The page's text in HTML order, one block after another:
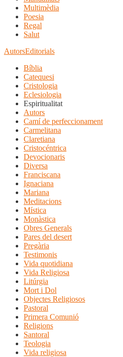
Multimèdia
Poesia
Regal
Salut
AutorsEditorials
Bíblia
Catequesi
Cristologia
Eclesiologia
Espiritualitat
Autors
Camí de perfeccionament
Carmelitana
Claretiana
Cristocéntrica
Devocionaris
Diversa
Franciscana
Ignaciana
Mariana
Meditacions
Mística
Monàstica
Obres Generals
Pares del desert
Pregària
Testimonis
Vida quotidiana
Vida Religiosa
Litúrgia
Mort i Dol
Objectes Religiosos
Pastoral
Primera Comunió
Religions
Santoral
Teologia
Vida religiosa